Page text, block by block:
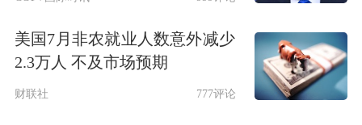
是回归“以客户为中心”服务本质的体
现。
美国7月非农就业人数意外减少
2.3万人 不及市场预期
财联社 777评论